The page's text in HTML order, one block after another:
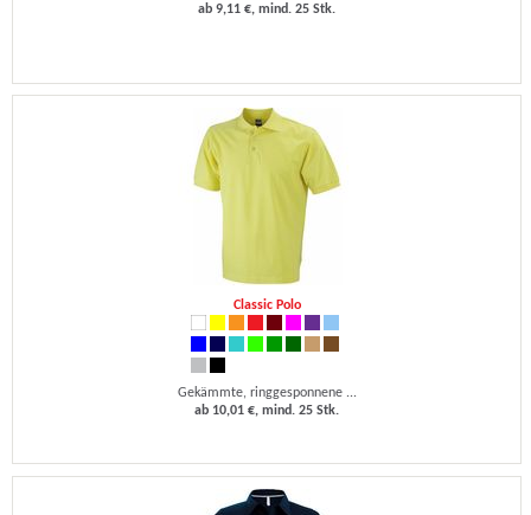
ab 9,11 €, mind. 25 Stk.
Classic Polo
Gekämmte, ringgesponnene ...
ab 10,01 €, mind. 25 Stk.